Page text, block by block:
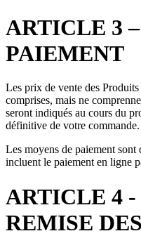
ARTICLE 3
PAIEMENT
Les prix de vente des
comprises, mais ne
seront indiqués au cours du
définitive de votre commande.
Les moyens de paiement sont
incluent le paiement en ligne
ARTICLE 4
REMISE